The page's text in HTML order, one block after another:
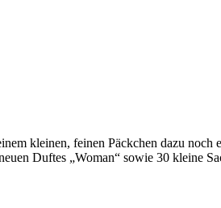
kleinen, feinen Päckchen dazu noch
Duftes „Woman“ sowie 30 kleine